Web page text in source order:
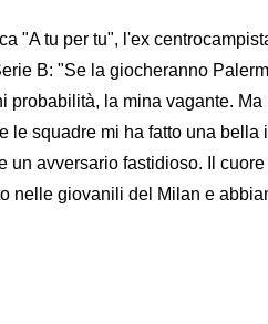
"A tu per tu", l'ex
B: "Se la giocheranno
probabilità, la mina vagante. Ma
le squadre mi ha fatto una bella
un avversario fastidioso. Il
nelle giovanili del Milan e